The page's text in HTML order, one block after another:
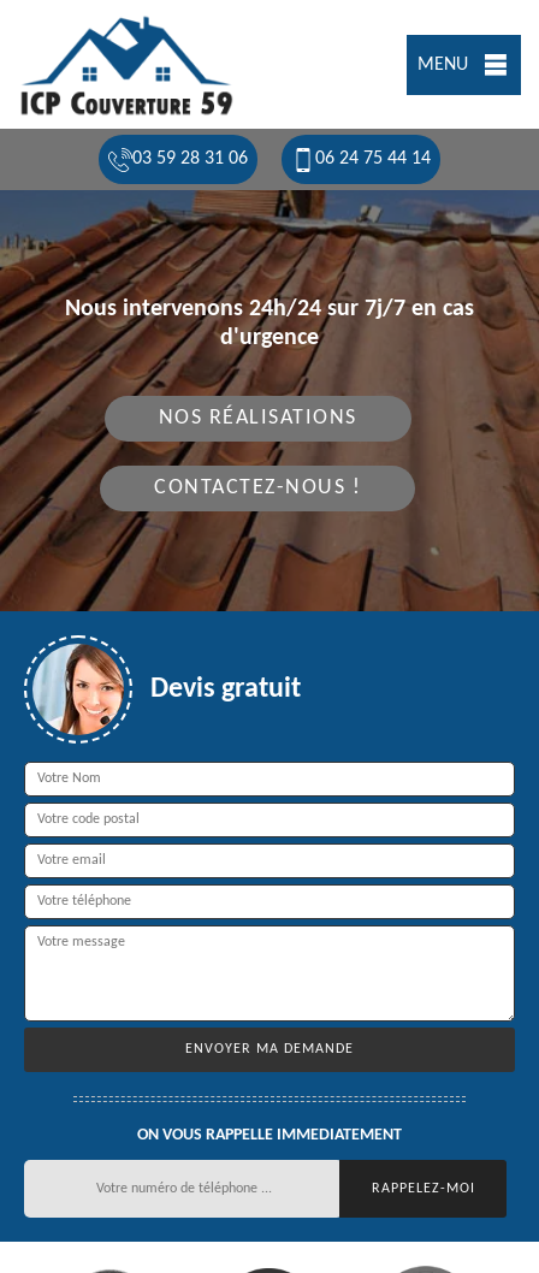
MENU
03 59 28 31 06 06 24 75 44 14
Nous intervenons 24h/24 sur 7j/7 en cas
d'urgence
NOS RÉALISATIONS
CONTACTEZ-NOUS !
Devis gratuit
ON VOUS RAPPELLE IMMEDIATEMENT